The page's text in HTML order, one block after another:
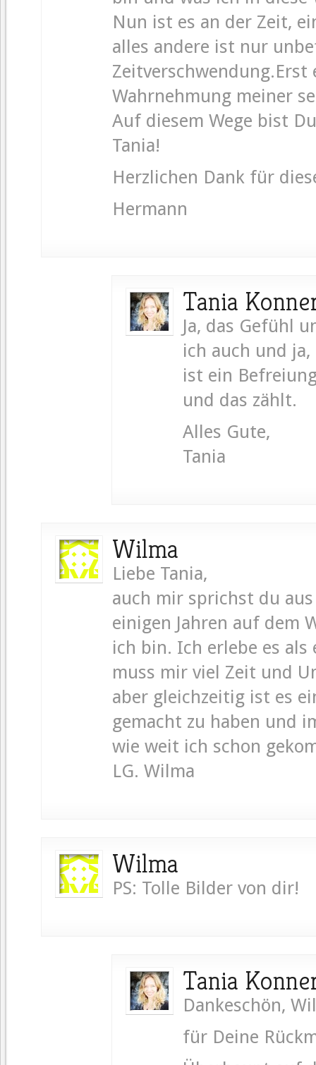
Nun ist es an der Zeit,
alles andere ist nur
Wahrnehmung meiner
Auf diesem Wege bist
Tania!
Herzlichen Dank für
Hermann
Tania
Ja, das Gefühl
ich auch und
ist ein
und das zählt.
Alles Gute,
Tania
Wilma
Liebe Tania,
auch mir sprichst du
einigen Jahren auf dem
ich bin. Ich erlebe es als
muss mir viel Zeit und
aber gleichzeitig ist es
gemacht zu haben und
wie weit ich schon
LG. Wilma
Wilma
PS: Tolle Bilder von dir!
Tania
Dankeschön,
für Deine